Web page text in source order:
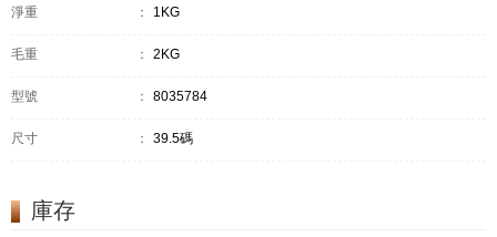
淨重 ： 1KG
毛重 ： 2KG
型號 ： 8035784
尺寸 ： 39.5碼
庫存